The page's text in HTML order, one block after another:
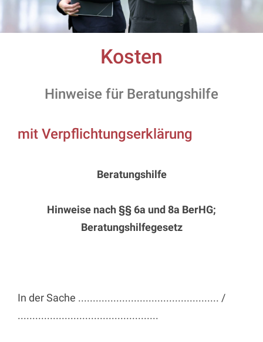
Kosten
Hinweise für Beratungshilfe
mit Verpflichtungserklärung
Beratungshilfe
Hinweise nach §§ 6a und 8a BerHG;
Beratungshilfegesetz
In der Sache ................................................ /
................................................